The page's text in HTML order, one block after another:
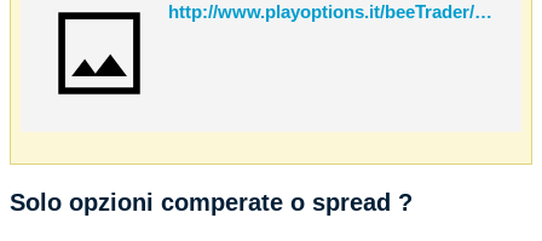
http://www.playoptions.it/beeTrader/OverSpread.pdf
Solo opzioni comperate o spread ?